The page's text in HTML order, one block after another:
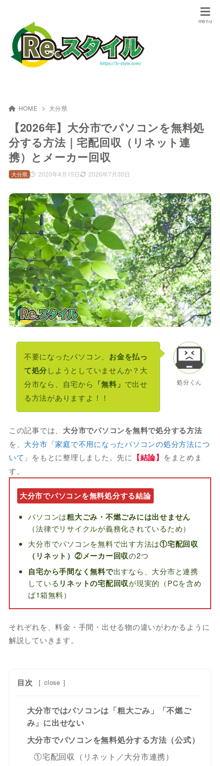
HOME 大分県
【2026年】大分市でパソコンを無料処
分する方法｜宅配回収（リネット連
携）とメーカー回収
2020年4月15日 2026年7月30日
大分県
処分くん
不要になったパソコン、 お金を払っ
て処分しようとしていませんか？大
分市なら、自宅から 「無料」 で出せ
る方法がありますよ！！
この記事では、 大分市でパソコンを無料で処分する方法
を、 大分市「家庭で不用になったパソコンの処分方法につ
いて」 をもとに整理しました。先に 【結論】 をまとめま
す。
大分市でパソコンを無料処分する結論
パソコンは粗大ごみ・不燃ごみには出せません
（法律でリサイクルが義務化されているため）
大分市でパソコンを無料で出す方法は①宅配回収
（リネット）②メーカー回収の2つ
自宅から手間なく無料で出すなら、大分市と連携
している リネットの宅配回収が現実的（PCを含め
ば1箱無料）
それぞれを、料金・手間・出せる物の違いがわかるように
解説していきます。
目次 [ close ]
大分市ではパソコンは「粗大ごみ」「不燃ご
み」に出せない
大分市でパソコンを無料処分する方法（公式）
①宅配回収（リネット／大分市連携）